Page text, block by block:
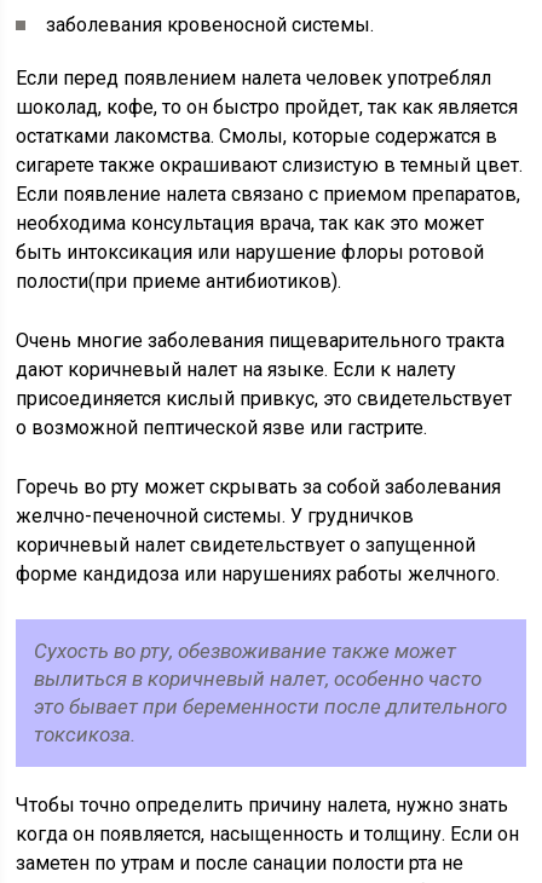
заболевания кровеносной системы.
Если перед появлением налета человек употреблял
шоколад, кофе, то он быстро пройдет, так как является
остатками лакомства. Смолы, которые содержатся в
сигарете также окрашивают слизистую в темный цвет.
Если появление налета связано с приемом препаратов,
необходима консультация врача, так как это может
быть интоксикация или нарушение флоры ротовой
полости(при приеме антибиотиков).
Очень многие заболевания пищеварительного тракта
дают коричневый налет на языке. Если к налету
присоединяется кислый привкус, это свидетельствует
о возможной пептической язве или гастрите.
Горечь во рту может скрывать за собой заболевания
желчно-печеночной системы. У грудничков
коричневый налет свидетельствует о запущенной
форме кандидоза или нарушениях работы желчного.
Сухость во рту, обезвоживание также может
вылиться в коричневый налет, особенно часто
это бывает при беременности после длительного
токсикоза.
Чтобы точно определить причину налета, нужно знать
когда он появляется, насыщенность и толщину. Если он
заметен по утрам и после санации полости рта не